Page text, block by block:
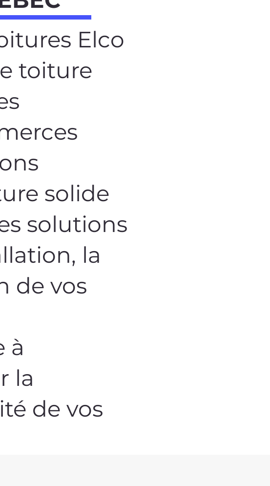
Elco
toiture
solide
solutions
la
de vos
à
la
de vos